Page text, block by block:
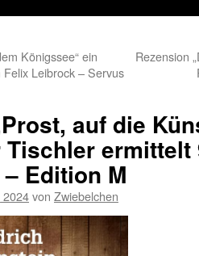
Königssee“ ein
Leibrock – Servus
Rezension
auf die
Edition M
2024von Zwiebelchen